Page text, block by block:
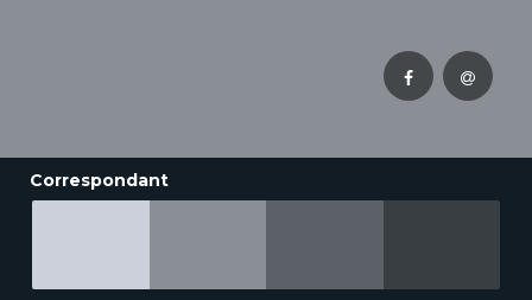
Correspondant